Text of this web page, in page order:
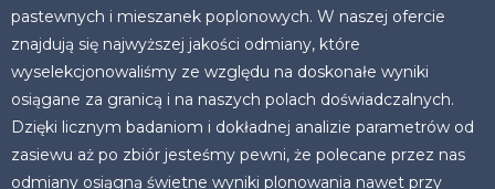
pastewnych i mieszanek poplonowych. W naszej ofercie
znajdują się najwyższej jakości odmiany, które
wyselekcjonowaliśmy ze względu na doskonałe wyniki
osiągane za granicą i na naszych polach doświadczalnych.
Dzięki licznym badaniom i dokładnej analizie parametrów od
zasiewu aż po zbiór jesteśmy pewni, że polecane przez nas
odmiany osiągną świetne wyniki plonowania nawet przy